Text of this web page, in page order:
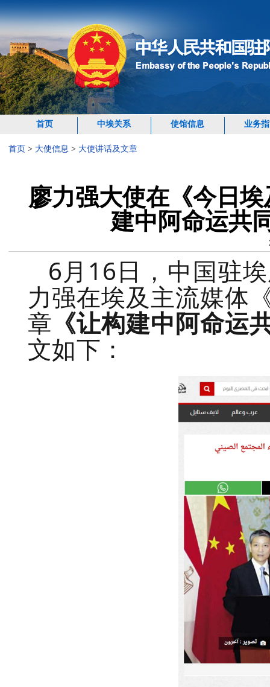
首页 中埃关系 使馆信息 业务
首页 > 大使信息 > 大使讲话及文章
廖力强大使在《今日
建中阿命运共
6月16日，中国驻
力强在埃及主流媒体
章 《让构建中阿命运
文如下：